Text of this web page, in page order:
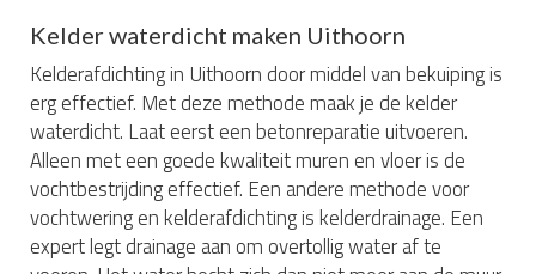
Kelder waterdicht maken Uithoorn
Kelderafdichting in Uithoorn door middel van bekuiping is
erg effectief. Met deze methode maak je de kelder
waterdicht. Laat eerst een betonreparatie uitvoeren.
Alleen met een goede kwaliteit muren en vloer is de
vochtbestrijding effectief. Een andere methode voor
vochtwering en kelderafdichting is kelderdrainage. Een
expert legt drainage aan om overtollig water af te